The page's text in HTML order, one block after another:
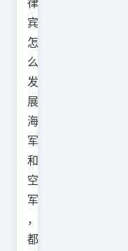
律
宾
怎
么
发
展
海
军
和
空
军
，
都